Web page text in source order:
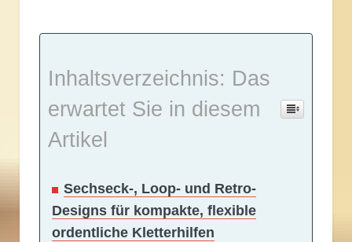
Inhaltsverzeichnis: Das
erwartet Sie in diesem
Artikel
Sechseck-, Loop- und Retro-
Designs für kompakte, flexible
ordentliche Kletterhilfen